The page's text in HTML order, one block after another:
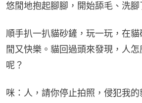
悠閒地抱起腳腳，開始舔毛、洗腳
順手扒一扒貓砂鏟，玩一玩，在
閒又快樂。貓回過頭來發現，人
呢？
咪：人，請你停止拍照，侵犯我